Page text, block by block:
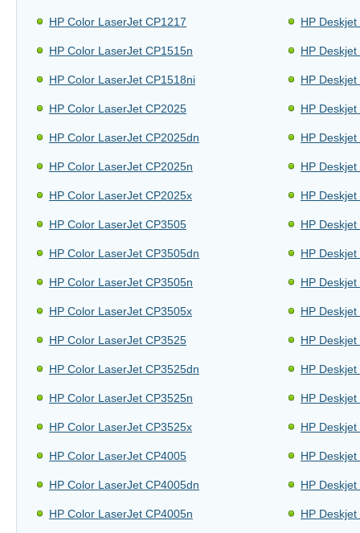
HP Color LaserJet CP1217
HP Color LaserJet CP1515n
HP Color LaserJet CP1518ni
HP Color LaserJet CP2025
HP Color LaserJet CP2025dn
HP Color LaserJet CP2025n
HP Color LaserJet CP2025x
HP Color LaserJet CP3505
HP Color LaserJet CP3505dn
HP Color LaserJet CP3505n
HP Color LaserJet CP3505x
HP Color LaserJet CP3525
HP Color LaserJet CP3525dn
HP Color LaserJet CP3525n
HP Color LaserJet CP3525x
HP Color LaserJet CP4005
HP Color LaserJet CP4005dn
HP Color LaserJet CP4005n
HP
HP
HP
HP
HP
HP
HP
HP
HP
HP
HP
HP
HP
HP
HP
HP
HP
HP